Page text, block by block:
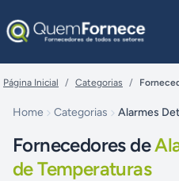
Página Inicial / Categorias /
Home Categorias Alarmes
Fornecedores de
de Temperaturas